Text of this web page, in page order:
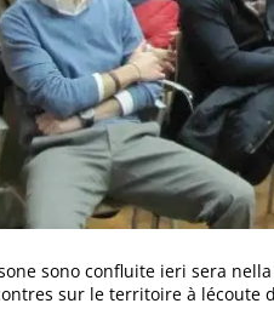
sono confluite ieri sera
sur le territoire à